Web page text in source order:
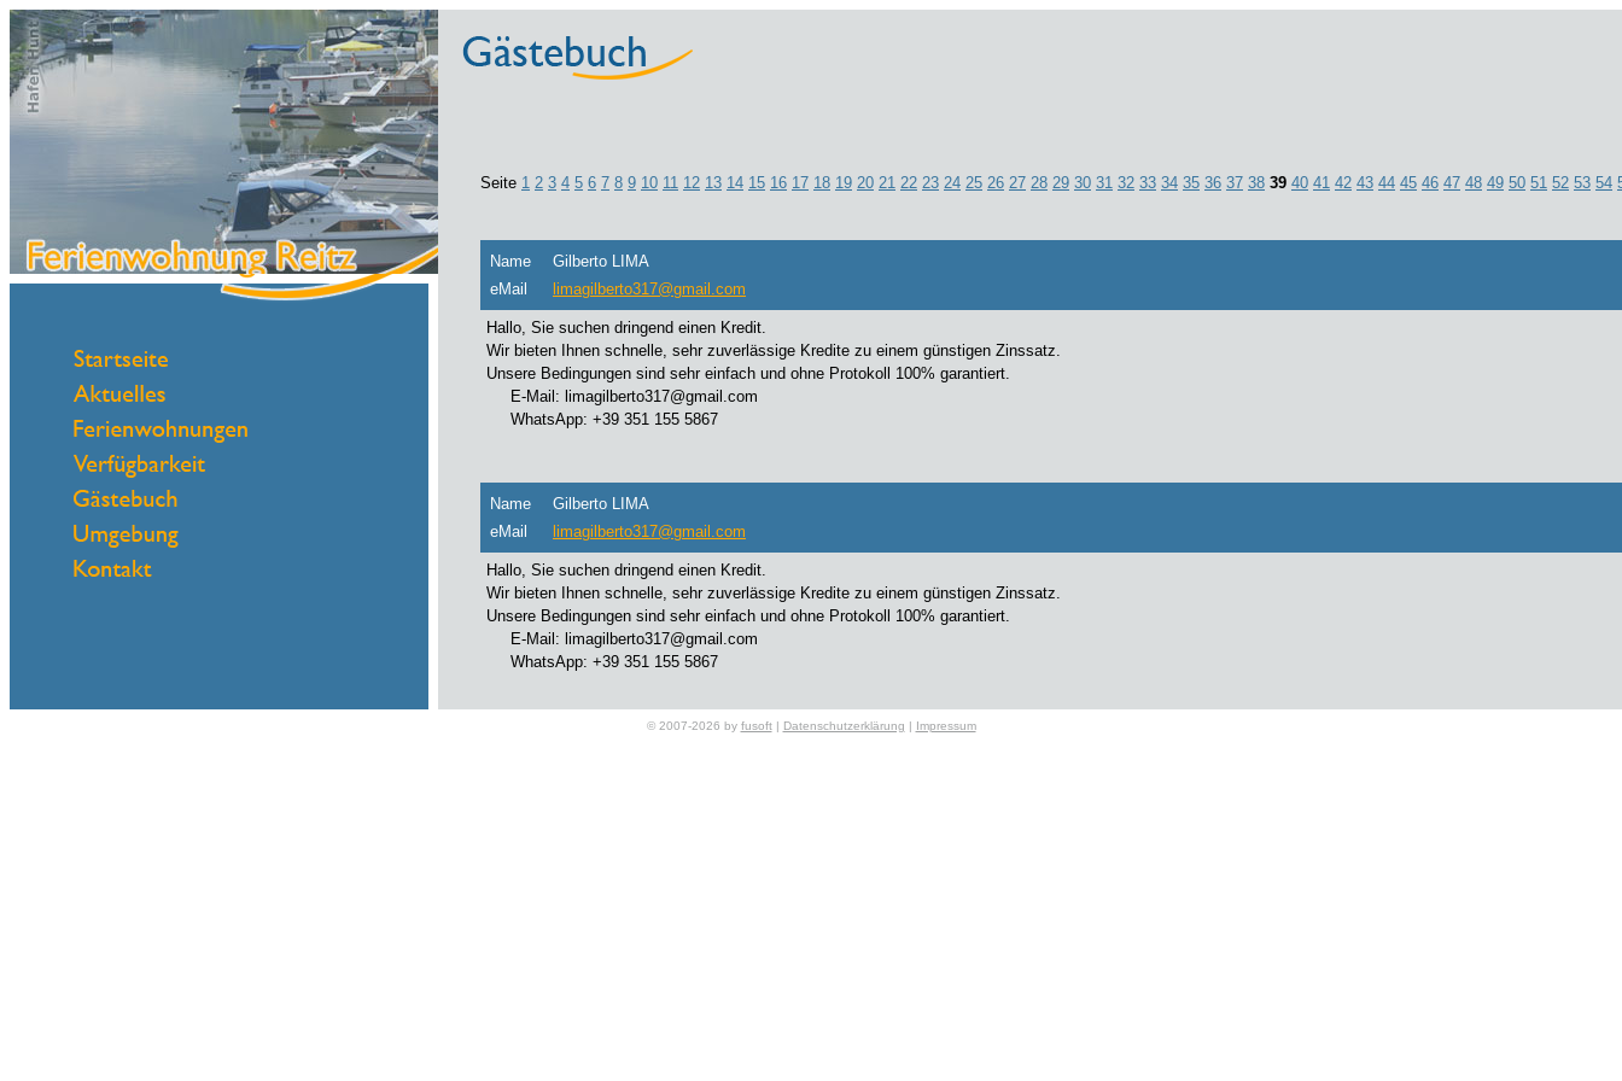
Seite 1 2 3 4 5 6 7 8 9 10 11 12 13 14 15 16 17 18 19 20 21 22 23 24 25 26 27 28 29 30 31 32 33 34 35 36 37 38 39 40 41 42 43 44 45 46 47 48 49 50 51 52 53 54
Name
Gilberto LIMA
eMail
limagilberto317@gmail.com
Hallo, Sie suchen dringend einen Kredit.
Wir bieten Ihnen schnelle, sehr zuverlässige Kredite zu einem günstigen Zinssatz.
Unsere Bedingungen sind sehr einfach und ohne Protokoll 100% garantiert.
E-Mail: limagilberto317@gmail.com
WhatsApp: +39 351 155 5867
Name
Gilberto LIMA
eMail
limagilberto317@gmail.com
Hallo, Sie suchen dringend einen Kredit.
Wir bieten Ihnen schnelle, sehr zuverlässige Kredite zu einem günstigen Zinssatz.
Unsere Bedingungen sind sehr einfach und ohne Protokoll 100% garantiert.
E-Mail: limagilberto317@gmail.com
WhatsApp: +39 351 155 5867
© 2007-2026 by fusoft| Datenschutzerklärung | Impressum